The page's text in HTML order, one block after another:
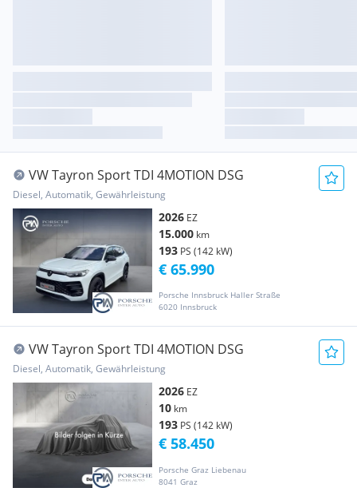
VW Tayron Sport TDI 4MOTION DSG
Diesel, Automatik, Gewährleistung
2026 EZ
15.000 km
193 PS (142 kW)
Porsche Innsbruck Haller Straße
6020 Innsbruck
€ 65.990
VW Tayron Sport TDI 4MOTION DSG
Diesel, Automatik, Gewährleistung
2026 EZ
10 km
193 PS (142 kW)
Porsche Graz Liebenau
8041 Graz
€ 58.450